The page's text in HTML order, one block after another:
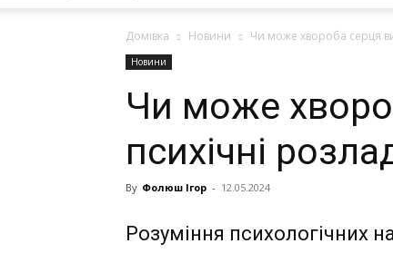
Домівка Новини Чи може хвороба серця
Новини
Чи може
психічні
By Фолюш Ігор - 12.05.2024
Розуміння психологічних